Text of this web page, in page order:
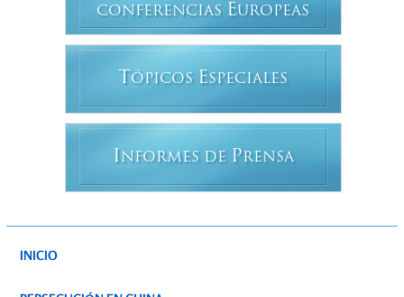
CONFERENCIAS EUROPEAS
T ÓPICOS ESPECIALES
INFORMES DE PRENSA
INICIO